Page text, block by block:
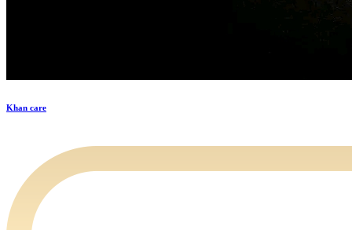
Khan care